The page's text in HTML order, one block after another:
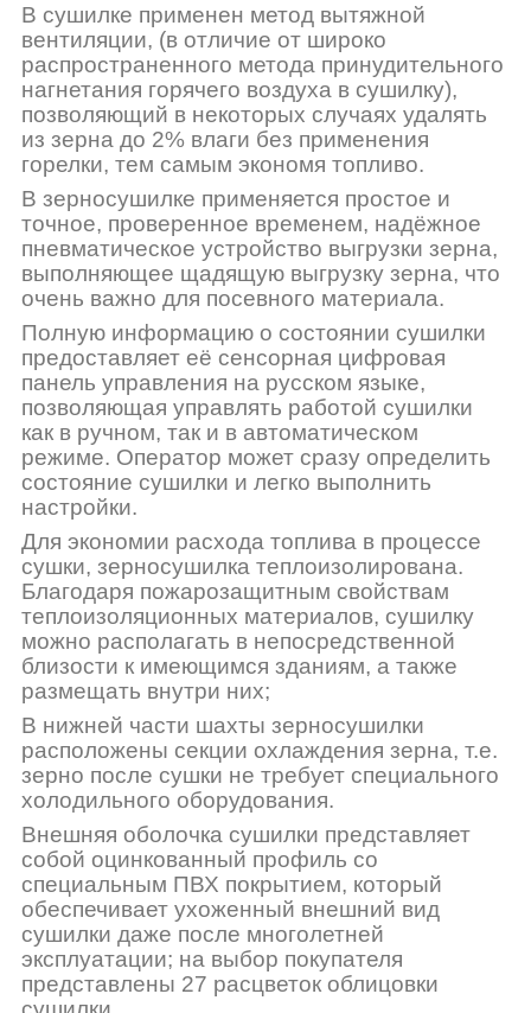
В сушилке применен метод вытяжной
вентиляции, (в отличие от широко
распространенного метода принудительного
нагнетания горячего воздуха в сушилку),
позволяющий в некоторых случаях удалять
из зерна до 2% влаги без применения
горелки, тем самым экономя топливо.
В зерносушилке применяется простое и
точное, проверенное временем, надёжное
пневматическое устройство выгрузки зерна,
выполняющее щадящую выгрузку зерна, что
очень важно для посевного материала.
Полную информацию о состоянии сушилки
предоставляет её сенсорная цифровая
панель управления на русском языке,
позволяющая управлять работой сушилки
как в ручном, так и в автоматическом
режиме. Оператор может сразу определить
состояние сушилки и легко выполнить
настройки.
Для экономии расхода топлива в процессе
сушки, зерносушилка теплоизолирована.
Благодаря пожарозащитным свойствам
теплоизоляционных материалов, сушилку
можно располагать в непосредственной
близости к имеющимся зданиям, а также
размещать внутри них;
В нижней части шахты зерносушилки
расположены секции охлаждения зерна, т.е.
зерно после сушки не требует специального
холодильного оборудования.
Внешняя оболочка сушилки представляет
собой оцинкованный профиль со
специальным ПВХ покрытием, который
обеспечивает ухоженный внешний вид
сушилки даже после многолетней
эксплуатации; на выбор покупателя
представлены 27 расцветок облицовки